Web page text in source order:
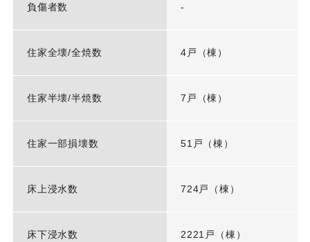
負傷者数 -
住家全壊/全焼数 4戸（棟）
住家半壊/半焼数 7戸（棟）
住家一部損壊数 51戸（棟）
床上浸水数 724戸（棟）
床下浸水数 2221戸（棟）